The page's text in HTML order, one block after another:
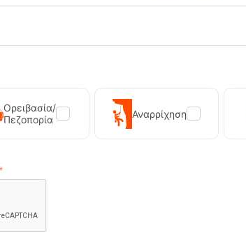
Ορειβασία/
Πεζοπορία
Αναρρίχηση